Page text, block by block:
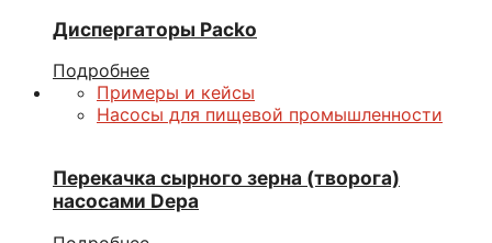
Диспергаторы Packo
Подробнее
Примеры и кейсы
Насосы для пищевой промышленности
Перекачка сырного зерна (творога)
насосами Depa